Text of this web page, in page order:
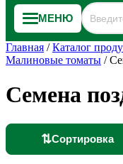
МЕНЮ
Главная /Каталог
Малиновые томаты /
Семена
⇅Сортировка